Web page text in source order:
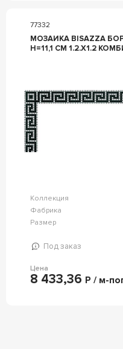
77332
МОЗАИКА BISAZZA
H=11,1 CM 1.2.X1.2
Коллекция
Фабрика
Размер
Под заказ
Цена
8 433,36 Р / м-